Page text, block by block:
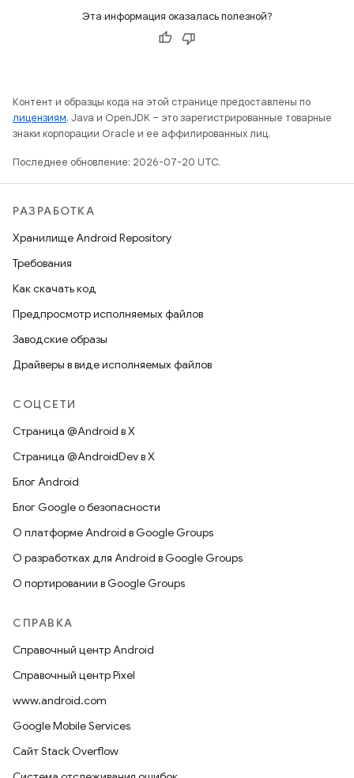
Эта информация оказалась полезной?
Контент и образцы кода на этой странице предоставлены по
лицензиям. Java и OpenJDK – это зарегистрированные товарные
знаки корпорации Oracle и ее аффилированных лиц.
Последнее обновление: 2026-07-20 UTC.
РАЗРАБОТКА
Хранилище Android Repository
Требования
Как скачать код
Предпросмотр исполняемых файлов
Заводские образы
Драйверы в виде исполняемых файлов
СОЦСЕТИ
Страница @Android в X
Страница @AndroidDev в X
Блог Android
Блог Google о безопасности
О платформе Android в Google Groups
О разработках для Android в Google Groups
О портировании в Google Groups
СПРАВКА
Справочный центр Android
Справочный центр Pixel
www.android.com
Google Mobile Services
Сайт Stack Overflow